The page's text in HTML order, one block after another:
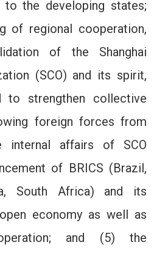
to the developing states;
of regional cooperation,
of the Shanghai
(SCO) and its spirit,
to strengthen collective
foreign forces from
internal affairs of SCO
of BRICS (Brazil,
South Africa) and its
economy as well as
and (5) the